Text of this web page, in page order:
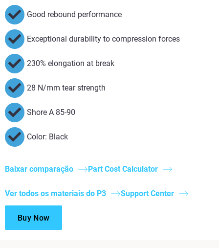
Good rebound performance
Exceptional durability to compression forces
230% elongation at break
28 N/mm tear strength
Shore A 85-90
Color: Black
Baixar comparação Part Cost Calculator
Ver todos os materiais do P3 Support Center
Buy Now